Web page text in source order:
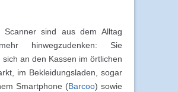
Scanner sind aus dem Alltag
hinwegzudenken: Sie
sich an den Kassen im örtlichen
im Bekleidungsladen, sogar
Smartphone (Barcoo) sowie